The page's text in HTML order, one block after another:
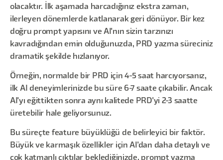
olacaktır. İlk aşamada harcadığınız ekstra zaman,
ilerleyen dönemlerde katlanarak geri dönüyor. Bir kez
doğru prompt yapısını ve AI'nın sizin tarzınızı
kavradığından emin olduğunuzda, PRD yazma süreciniz
dramatik şekilde hızlanıyor.
Örneğin, normalde bir PRD için 4-5 saat harcıyorsanız,
ilk AI deneyimlerinizde bu süre 6-7 saate çıkabilir. Ancak
AI'yı eğittikten sonra aynı kalitede PRD'yi 2-3 saatte
üretebilir hale geliyorsunuz.
Bu süreçte feature büyüklüğü de belirleyici bir faktör.
Büyük ve karmaşık özellikler için AI'dan daha detaylı ve
çok katmanlı çıktılar beklediğinizde, prompt yazma